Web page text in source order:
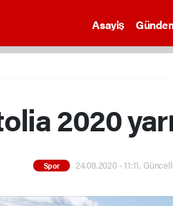
Asayiş
2020
Spor 24.08.2020 - 11:11,